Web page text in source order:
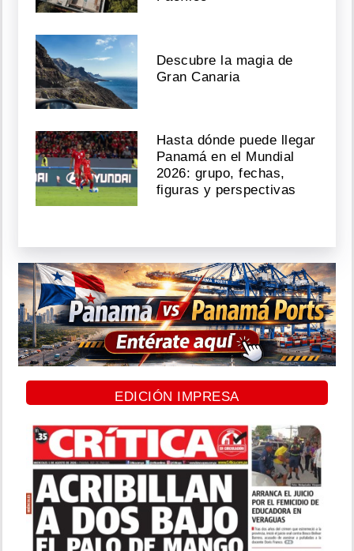
Descubre la magia de
Gran Canaria
Hasta dónde puede llegar
Panamá en el Mundial
2026: grupo, fechas,
figuras y perspectivas
EDICIÓN IMPRESA